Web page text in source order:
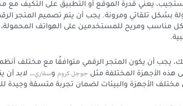
يعني قدرة الموقع أو التطبيق على التكيف
بشكل تلقائي ومرونة. يجب أن يتم تصميم المتجر
مناسب ومريح للمستخدمين على الهواتف المحمولة،
يجب أن يكون المتجر الرقمي متوافقًا مع مختلف
هذه الأجهزة المختلفة مثل جوجل كروم وسفاري… لابد أن
الأجهزة والبيئات لضمان تجربة متسقة وجيدة